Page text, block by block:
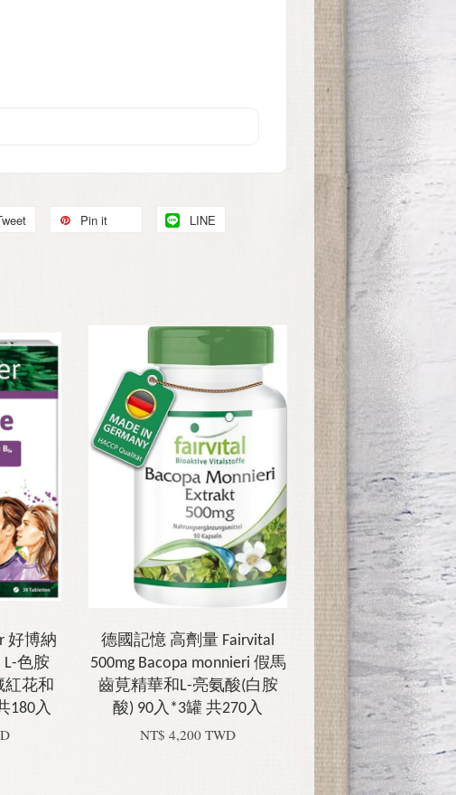
Pin it LINE
好博納
L-色胺
紅花和
180入
德國記憶 高劑量 Fairvital
500mg Bacopa monnieri 假馬
齒莧精華和L-亮氨酸(白胺
酸) 90入*3罐 共270入
NT$ 4,200 TWD